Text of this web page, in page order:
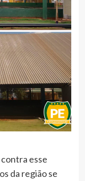
esse
da região se